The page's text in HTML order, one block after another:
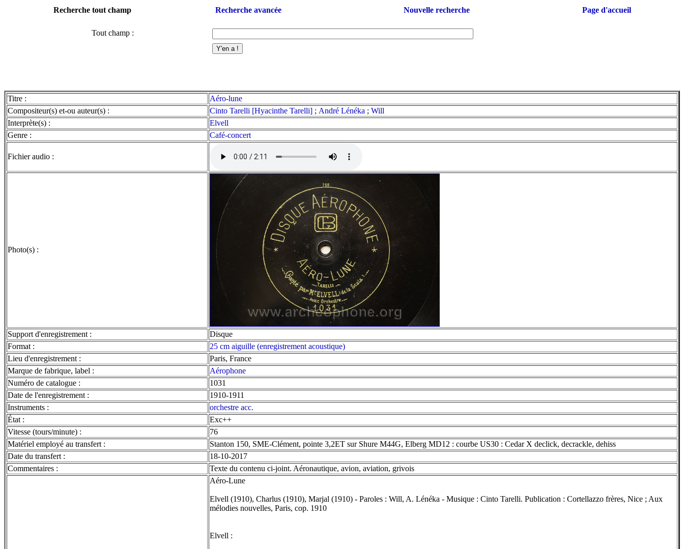
Recherche tout champ Recherche avancée Nouvelle recherche Page d'accueil
Tout champ :
Titre :
Aéro-lune
Compositeur(s) et-ou auteur(s) :
Cinto Tarelli [Hyacinthe Tarelli] ; André Lénéka ; Will
Interprète(s) :
Elvell
Genre :
Café-concert
Fichier audio :
Photo(s) :
Support d'enregistrement :
Disque
Format :
25 cm aiguille (enregistrement acoustique)
Lieu d'enregistrement :
Paris, France
Marque de fabrique, label :
Aérophone
Numéro de catalogue :
1031
Date de l'enregistrement :
1910-1911
Instruments :
orchestre acc.
État :
Exc++
Vitesse (tours/minute) :
76
Matériel employé au transfert :
Stanton 150, SME-Clément, pointe 3,2ET sur Shure M44G, Elberg MD12 : courbe US30 : Cedar X declick, decrackle, dehiss
Date du transfert :
18-10-2017
Commentaires :
Texte du contenu ci-joint. Aéronautique, avion, aviation, grivois
Aéro-Lune
Elvell (1910), Charlus (1910), Marjal (1910) - Paroles : Will, A. Lénéka - Musique : Cinto Tarelli. Publication : Cortellazzo frères, Nice ; Aux
mélodies nouvelles, Paris, cop. 1910
Elvell :